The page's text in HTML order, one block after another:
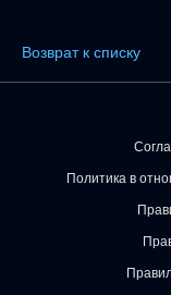
Возврат к списку
Политика в